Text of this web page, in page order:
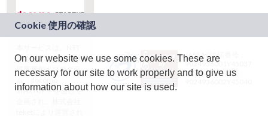
ドコモグループの新
規事業創出プログラ
ム「docomo
STARTUP」を通じて
JASRAC許諾番号：
9024936001Y45037
JASRAC許諾番号：
On our website we use some cookies. These are
necessary for our site to work properly and to give us
information about how our site is used.